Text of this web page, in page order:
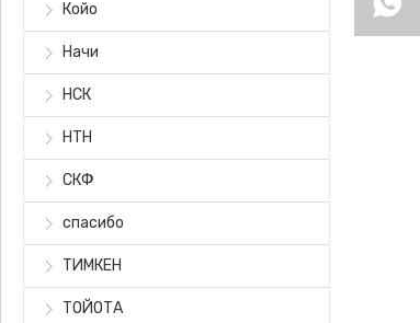
Койо
Начи
НСК
НТН
СКФ
спасибо
ТИМКЕН
ТОЙОТА